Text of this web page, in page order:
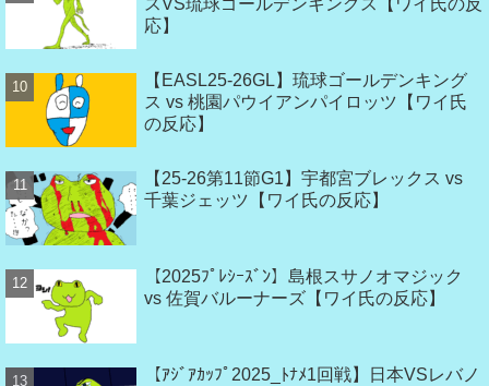
スVS琉球ゴールデンキングス【ワイ氏の反
応】
【EASL25-26GL】琉球ゴールデンキング
ス vs 桃園パウイアンパイロッツ【ワイ氏
の反応】
【25-26第11節G1】宇都宮ブレックス vs
千葉ジェッツ【ワイ氏の反応】
【2025ﾌﾟﾚｼｰｽﾞﾝ】島根スサノオマジック
vs 佐賀バルーナーズ【ワイ氏の反応】
【ｱｼﾞｱｶｯﾌﾟ2025_ﾄﾅﾒ1回戦】日本VSレバノ